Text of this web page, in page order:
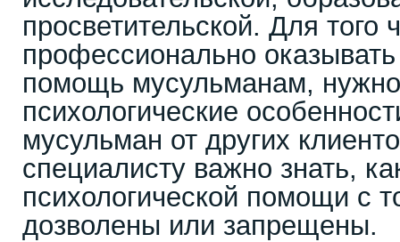
просветительской. Для того
профессионально
помощь мусульманам, нужно
психологические
мусульман от других
специалисту важно знать,
психологической помощи с
дозволены или запрещены.